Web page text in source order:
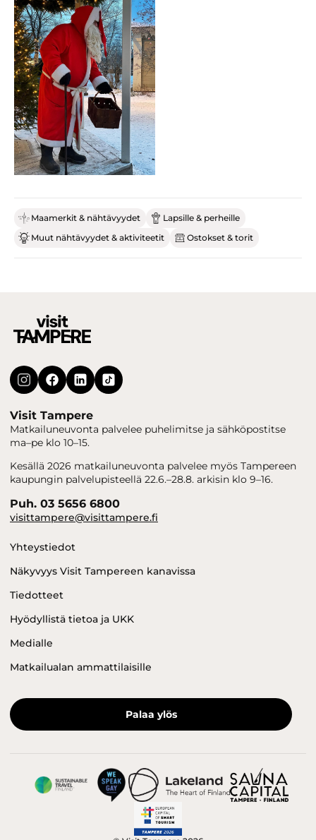
Maamerkit & nähtävyydet
Lapsille & perheille
Muut nähtävyydet & aktiviteetit
Ostokset & torit
Visit Tampere
Matkailuneuvonta palvelee puhelimitse ja sähköpostitse
ma–pe klo 10–15.
Kesällä 2026 matkailuneuvonta palvelee myös Tampereen
kaupungin palvelupisteellä 22.6.–28.8. arkisin klo 9–16.
Puh. 03 5656 6800
visittampere@visittampere.fi
Yhteystiedot
Näkyvyys Visit Tampereen kanavissa
Tiedotteet
Hyödyllistä tietoa ja UKK
Medialle
Matkailualan ammattilaisille
Palaa ylös